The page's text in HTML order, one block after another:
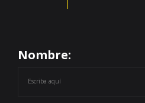
Nombre: